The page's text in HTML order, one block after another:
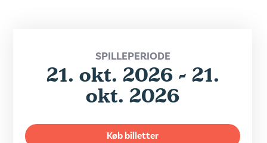
SPILLEPERIODE
21. okt. 2026 - 21.
okt. 2026
Køb billetter